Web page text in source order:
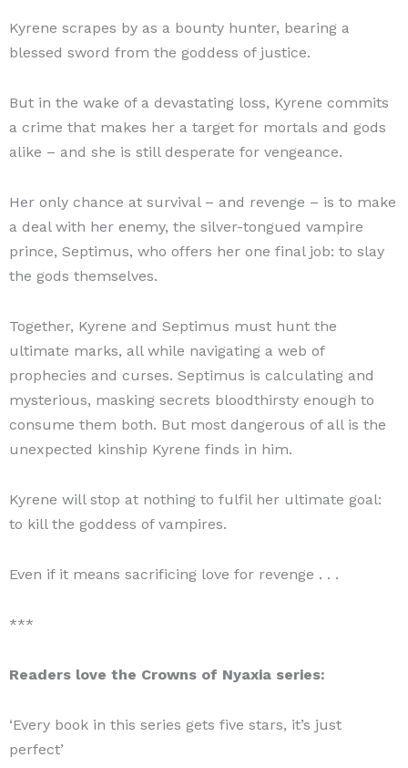
Kyrene scrapes by as a bounty hunter, bearing a
blessed sword from the goddess of justice.
But in the wake of a devastating loss, Kyrene commits
a crime that makes her a target for mortals and gods
alike – and she is still desperate for vengeance.
Her only chance at survival – and revenge – is to make
a deal with her enemy, the silver-tongued vampire
prince, Septimus, who offers her one final job: to slay
the gods themselves.
Together, Kyrene and Septimus must hunt the
ultimate marks, all while navigating a web of
prophecies and curses. Septimus is calculating and
mysterious, masking secrets bloodthirsty enough to
consume them both. But most dangerous of all is the
unexpected kinship Kyrene finds in him.
Kyrene will stop at nothing to fulfil her ultimate goal:
to kill the goddess of vampires.
Even if it means sacrificing love for revenge . . .
***
Readers love the Crowns of Nyaxia series:
‘Every book in this series gets five stars, it’s just
perfect’